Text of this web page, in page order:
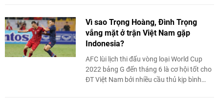
Vì sao Trọng Hoàng, Đình Trọng
vắng mặt ở trận Việt Nam gặp
Indonesia?
AFC lùi lịch thi đấu vòng loại World Cup
2022 bảng G đến tháng 6 là cơ hội tốt cho
ĐT Việt Nam bởi nhiều cầu thủ kịp bình